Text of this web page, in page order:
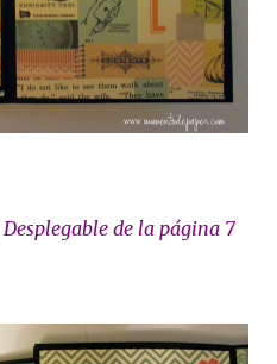
Desplegable de la página 7